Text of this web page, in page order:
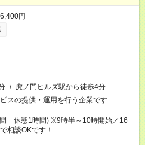
円
/ 虎ノ門ヒルズ駅から徒歩4分
スの提供・運用を行う企業です
休憩1時間) ※9時半～10時開始／16
相談OKです！